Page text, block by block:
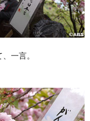
一言。